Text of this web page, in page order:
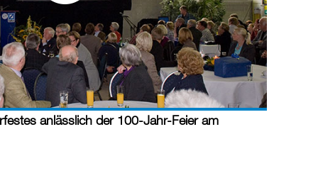
anlässlich der 100-Jahr-Feier am